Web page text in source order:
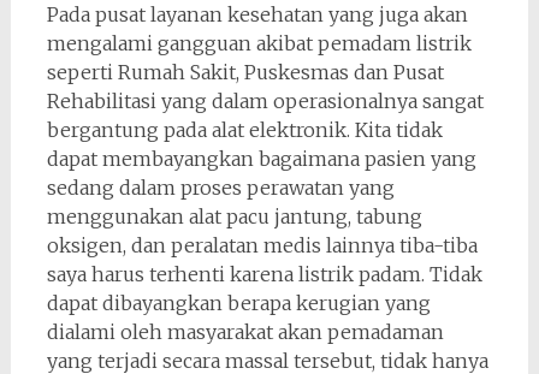
Pada pusat layanan kesehatan yang juga akan
mengalami gangguan akibat pemadam listrik
seperti Rumah Sakit, Puskesmas dan Pusat
Rehabilitasi yang dalam operasionalnya sangat
bergantung pada alat elektronik. Kita tidak
dapat membayangkan bagaimana pasien yang
sedang dalam proses perawatan yang
menggunakan alat pacu jantung, tabung
oksigen, dan peralatan medis lainnya tiba-tiba
saya harus terhenti karena listrik padam. Tidak
dapat dibayangkan berapa kerugian yang
dialami oleh masyarakat akan pemadaman
yang terjadi secara massal tersebut, tidak hanya